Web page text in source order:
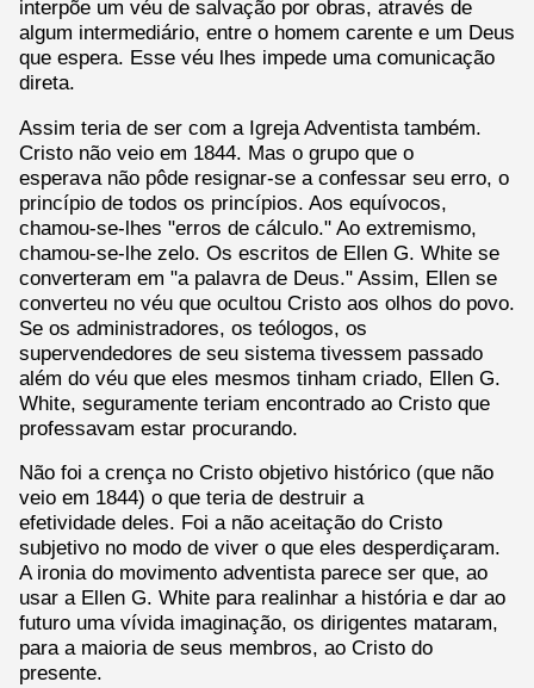
interpõe um véu de salvação por obras, através de
algum intermediário, entre o homem carente e um Deus
que espera. Esse véu lhes impede uma comunicação
direta.
Assim teria de ser com a Igreja Adventista também.
Cristo não veio em 1844. Mas o grupo que o
esperava não pôde resignar-se a confessar seu erro, o
princípio de todos os princípios. Aos equívocos,
chamou-se-lhes "erros de cálculo." Ao extremismo,
chamou-se-lhe zelo. Os escritos de Ellen G. White se
converteram em "a palavra de Deus." Assim, Ellen se
converteu no véu que ocultou Cristo aos olhos do povo.
Se os administradores, os teólogos, os
supervendedores de seu sistema tivessem passado
além do véu que eles mesmos tinham criado, Ellen G.
White, seguramente teriam encontrado ao Cristo que
professavam estar procurando.
Não foi a crença no Cristo objetivo histórico (que não
veio em 1844) o que teria de destruir a
efetividade deles. Foi a não aceitação do Cristo
subjetivo no modo de viver o que eles desperdiçaram.
A ironia do movimento adventista parece ser que, ao
usar a Ellen G. White para realinhar a história e dar ao
futuro uma vívida imaginação, os dirigentes mataram,
para a maioria de seus membros, ao Cristo do
presente.